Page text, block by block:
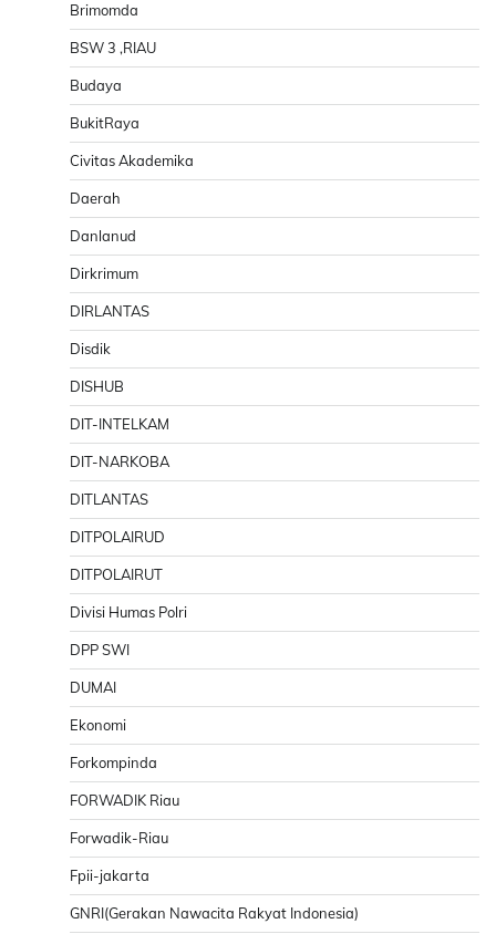
Brimomda
BSW 3 ,RIAU
Budaya
BukitRaya
Civitas Akademika
Daerah
Danlanud
Dirkrimum
DIRLANTAS
Disdik
DISHUB
DIT-INTELKAM
DIT-NARKOBA
DITLANTAS
DITPOLAIRUD
DITPOLAIRUT
Divisi Humas Polri
DPP SWI
DUMAI
Ekonomi
Forkompinda
FORWADIK Riau
Forwadik-Riau
Fpii-jakarta
GNRI(Gerakan Nawacita Rakyat Indonesia)